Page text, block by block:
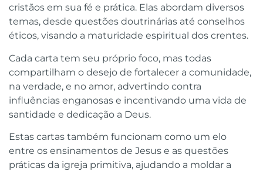
cristãos em sua fé e prática. Elas abordam diversos
temas, desde questões doutrinárias até conselhos
éticos, visando a maturidade espiritual dos crentes.
Cada carta tem seu próprio foco, mas todas
compartilham o desejo de fortalecer a comunidade,
na verdade, e no amor, advertindo contra
influências enganosas e incentivando uma vida de
santidade e dedicação a Deus.
Estas cartas também funcionam como um elo
entre os ensinamentos de Jesus e as questões
práticas da igreja primitiva, ajudando a moldar a